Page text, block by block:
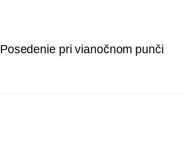
Posedenie pri vianočnom punči